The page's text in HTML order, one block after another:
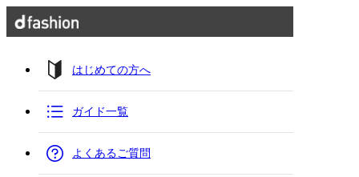
はじめての方へ
ガイド一覧
よくあるご質問